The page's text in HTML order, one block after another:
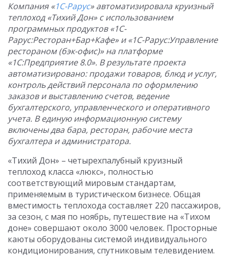
Компания «1С-Рарус» автоматизировала круизный
теплоход «Тихий Дон» с использованием
программных продуктов «1С-
Рарус:Ресторан+Бар+Кафе» и «1С-Рарус:Управление
рестораном (бэк-офис)» на платформе
«1С:Предприятие 8.0». В результате проекта
автоматизировано: продажи товаров, блюд и услуг,
контроль действий персонала по оформлению
заказов и выставлению счетов, ведение
бухгалтерского, управленческого и оперативного
учета. В единую информационную систему
включены два бара, ресторан, рабочие места
бухгалтера и администратора.
«Тихий Дон» – четырехпалубный круизный
теплоход класса «люкс», полностью
соответствующий мировым стандартам,
применяемым в туристическом бизнесе. Общая
вместимость теплохода составляет 220 пассажиров,
за сезон, с мая по ноябрь, путешествие на «Тихом
доне» совершают около 3000 человек. Просторные
каюты оборудованы системой индивидуального
кондиционирования, спутниковым телевидением.